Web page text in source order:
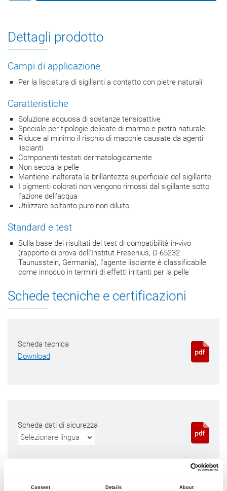
Consent Details About
Dettagli prodotto
Campi di applicazione
Per la lisciatura di sigillanti a contatto con pietre naturali
Caratteristiche
Soluzione acquosa di sostanze tensioattive
Speciale per tipologie delicate di marmo e pietra naturale
Riduce al minimo il rischio di macchie causate da agenti
liscianti
Componenti testati dermatologicamente
Non secca la pelle
Mantiene inalterata la brillantezza superficiale del sigillante
I pigmenti colorati non vengono rimossi dal sigillante sotto
l'azione dell'acqua
Utilizzare soltanto puro non diluito
Standard e test
Sulla base dei risultati dei test di compatibilità in-vivo
(rapporto di prova dell'Institut Fresenius, D-65232
Taunusstein, Germania), l'agente lisciante è classificabile
come innocuo in termini di effetti irritanti per la pelle
Schede tecniche e certificazioni
Scheda tecnica
Download
Scheda dati di sicurezza
Selezionare lingua